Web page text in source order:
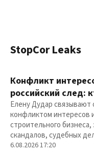
StopCor Leaks
Конфликт
российский след:
Елену Дудар
конфликтом интересов
строительного
скандалов, судебных
6.08.2026 17:20